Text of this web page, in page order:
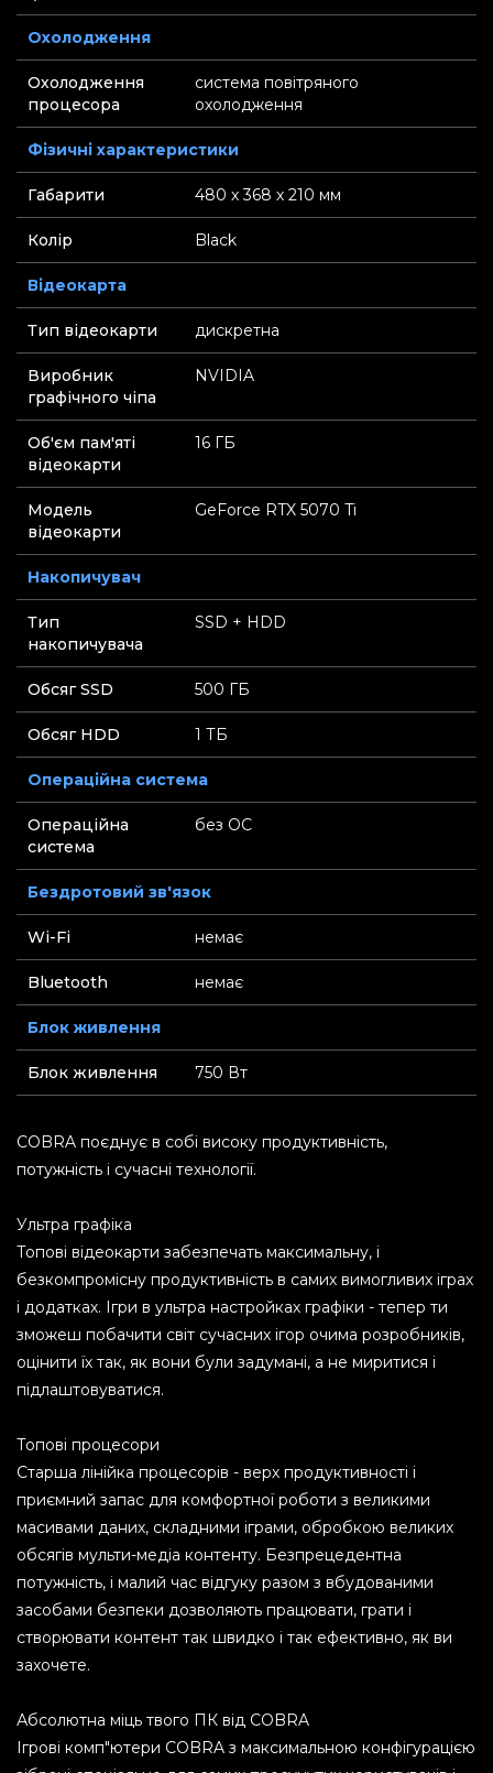
Охолодження
Охолодження
процесора
система повітряного
охолодження
Фізичні характеристики
Габарити 480 х 368 х 210 мм
Колір Black
Відеокарта
Тип відеокарти дискретна
Виробник
графічного чіпа
NVIDIA
Об'єм пам'яті
відеокарти
16 ГБ
Модель
відеокарти
GeForce RTX 5070 Ti
Накопичувач
Тип
накопичувача
SSD + HDD
Обсяг SSD 500 ГБ
Обсяг HDD 1 ТБ
Операційна система
Операційна
система
без ОС
Бездротовий зв'язок
Wi-Fi немає
Bluetooth немає
Блок живлення
Блок живлення 750 Вт
COBRA поєднує в собі високу продуктивність,
потужність і сучасні технології.
Ультра графіка
Топові відеокарти забезпечать максимальну, і
безкомпромісну продуктивність в самих вимогливих іграх
і додатках. Ігри в ультра настройках графіки - тепер ти
зможеш побачити світ сучасних ігор очима розробників,
оцінити їх так, як вони були задумані, а не миритися і
підлаштовуватися.
Топові процесори
Старша лінійка процесорів - верх продуктивності і
приємний запас для комфортної роботи з великими
масивами даних, складними іграми, обробкою великих
обсягів мульти-медіа контенту. Безпрецедентна
потужність, і малий час відгуку разом з вбудованими
засобами безпеки дозволяють працювати, грати і
створювати контент так швидко і так ефективно, як ви
захочете.
Абсолютна міць твого ПК від COBRA
Ігрові комп"ютери COBRA з максимальною конфігурацією